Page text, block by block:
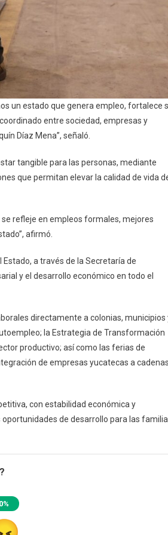
un estado que genera empleo, fortalece
entre sociedad, empresas y
Díaz Mena”, señaló.
tangible para las personas, mediante
que permitan elevar la calidad de vida
refleje en empleos formales, mejores
afirmó.
a través de la Secretaría de
y el desarrollo económico en todo el
directamente a colonias, municipios
la Estrategia de Transformación
productivo; así como las ferias de
de empresas yucatecas a
con estabilidad económica y
de desarrollo para las
0%